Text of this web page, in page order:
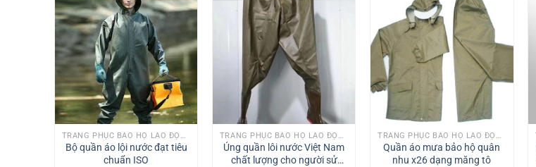
TRANG PHỤC BẢO HỘ LAO ĐỘNG
Bộ quần áo lội nước đạt tiêu
chuẩn ISO
TRANG PHỤC BẢO HỘ LAO ĐỘNG
Ủng quần lôi nước Việt Nam
chất lượng cho người sử
TRANG PHỤC BẢO HỘ LAO ĐỘNG
Quần áo mưa bảo hộ quân
nhu x26 dạng măng tô